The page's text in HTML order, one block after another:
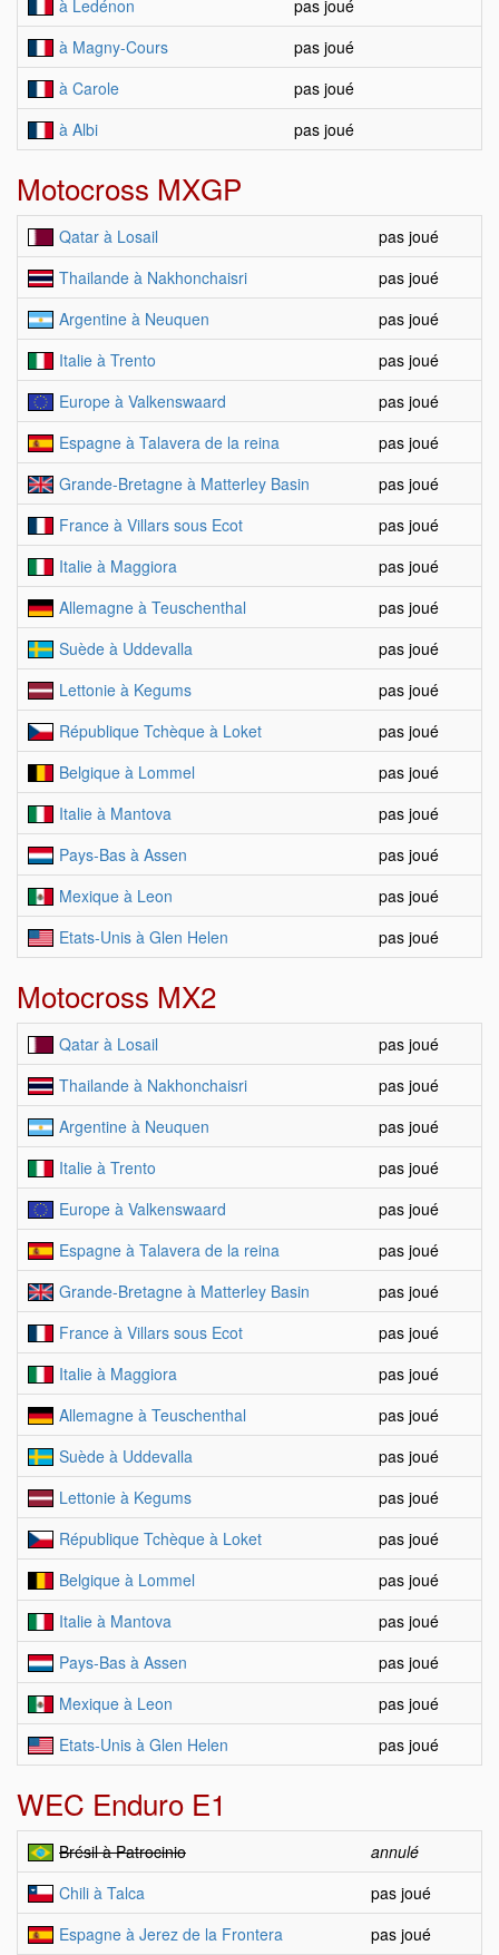
à Ledénon
pas joué
à Magny-Cours
pas joué
à Carole
pas joué
à Albi
pas joué
Motocross MXGP
Qatar à Losail
pas joué
Thailande à Nakhonchaisri
pas joué
Argentine à Neuquen
pas joué
Italie à Trento
pas joué
Europe à Valkenswaard
pas joué
Espagne à Talavera de la reina
pas joué
Grande-Bretagne à Matterley Basin
pas joué
France à Villars sous Ecot
pas joué
Italie à Maggiora
pas joué
Allemagne à Teuschenthal
pas joué
Suède à Uddevalla
pas joué
Lettonie à Kegums
pas joué
République Tchèque à Loket
pas joué
Belgique à Lommel
pas joué
Italie à Mantova
pas joué
Pays-Bas à Assen
pas joué
Mexique à Leon
pas joué
Etats-Unis à Glen Helen
pas joué
Motocross MX2
Qatar à Losail
pas joué
Thailande à Nakhonchaisri
pas joué
Argentine à Neuquen
pas joué
Italie à Trento
pas joué
Europe à Valkenswaard
pas joué
Espagne à Talavera de la reina
pas joué
Grande-Bretagne à Matterley Basin
pas joué
France à Villars sous Ecot
pas joué
Italie à Maggiora
pas joué
Allemagne à Teuschenthal
pas joué
Suède à Uddevalla
pas joué
Lettonie à Kegums
pas joué
République Tchèque à Loket
pas joué
Belgique à Lommel
pas joué
Italie à Mantova
pas joué
Pays-Bas à Assen
pas joué
Mexique à Leon
pas joué
Etats-Unis à Glen Helen
pas joué
WEC Enduro E1
Brésil à Patrocinio
annulé
Chili à Talca
pas joué
Espagne à Jerez de la Frontera
pas joué